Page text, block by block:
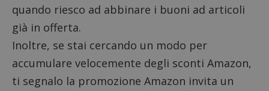
quando riesco ad abbinare i buoni ad articoli
già in offerta.
Inoltre, se stai cercando un modo per
accumulare velocemente degli sconti Amazon,
ti segnalo la promozione Amazon invita un